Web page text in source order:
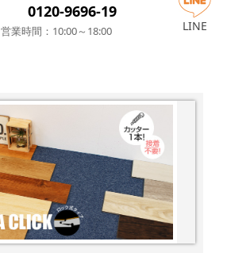
0120-9696-19
営業時間：10:00～18:00 LINE